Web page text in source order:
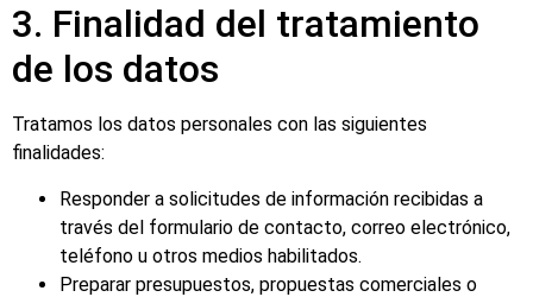
3. Finalidad del tratamiento
de los datos
Tratamos los datos personales con las siguientes
finalidades:
Responder a solicitudes de información recibidas a
través del formulario de contacto, correo electrónico,
teléfono u otros medios habilitados.
Preparar presupuestos, propuestas comerciales o